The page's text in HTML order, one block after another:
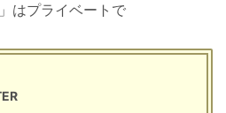
はプライベートで